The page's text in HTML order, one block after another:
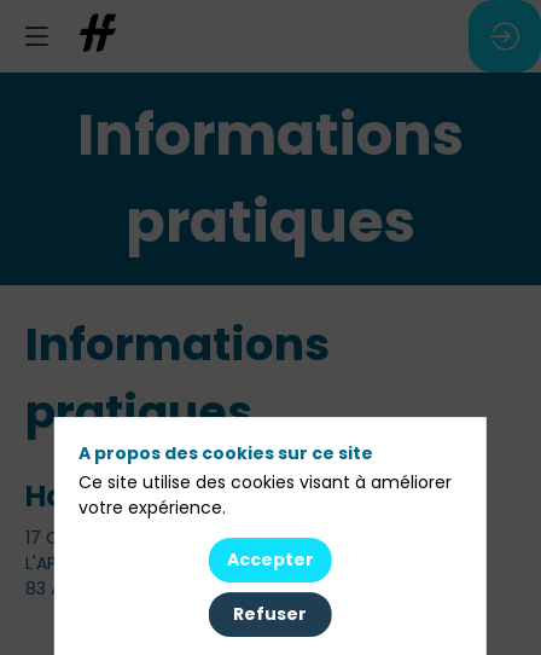
Informations
pratiques
Informations
pratiques
Horaires et lieu
17 Octobre 2024 de 14h00 à 19h00
L'APOSTROPHE
83 Av. Marceau, 75116 Paris, France
A propos des cookies sur ce site
Ce site utilise des cookies visant à améliorer
votre expérience.
Accepter
Refuser